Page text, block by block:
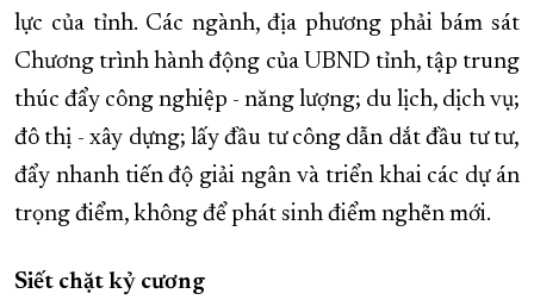
lực của tỉnh. Các ngành, địa phương phải bám sát
Chương trình hành động của UBND tỉnh, tập trung
thúc đẩy công nghiệp - năng lượng; du lịch, dịch vụ;
đô thị - xây dựng; lấy đầu tư công dẫn dắt đầu tư tư,
đẩy nhanh tiến độ giải ngân và triển khai các dự án
trọng điểm, không để phát sinh điểm nghẽn mới.
Siết chặt kỷ cương